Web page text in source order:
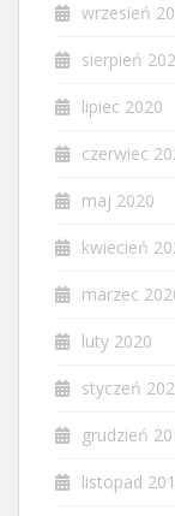
wrzesień
sierpień
lipiec 2020
czerwiec
maj 2020
kwiecień
marzec
luty 2020
styczeń
grudzień
listopad